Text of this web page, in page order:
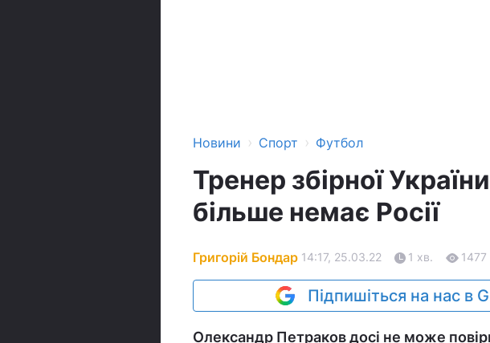
Новини › Спорт › Футбол
Тренер збірної
більше немає Росії
Григорій Бондар 14:17, 25.03.22 1 хв. 1477
Підпишіться на нас в
Олександр Петраков досі не може